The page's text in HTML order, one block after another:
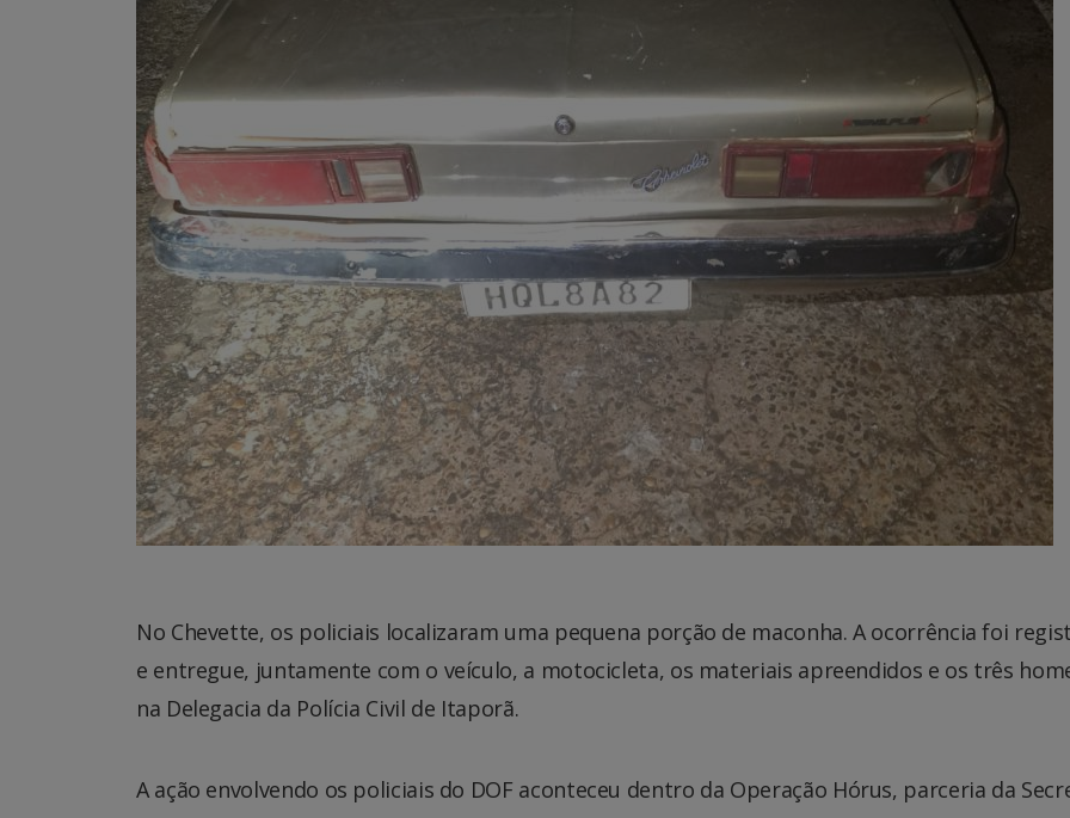
No Chevette, os policiais localizaram uma pequena porção de maconha. A ocorrência foi
e entregue, juntamente com o veículo, a motocicleta, os materiais apreendidos e os três
na Delegacia da Polícia Civil de Itaporã.
A ação envolvendo os policiais do DOF aconteceu dentro da Operação Hórus, parceria da